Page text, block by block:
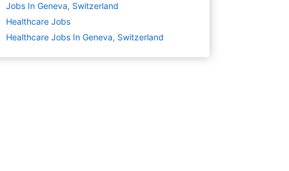
Jobs In Geneva, Switzerland
Healthcare Jobs
Healthcare Jobs In Geneva, Switzerland